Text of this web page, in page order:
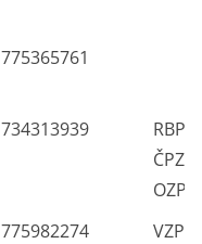
775365761
734313939
RBP
OZP
775982274
VZP